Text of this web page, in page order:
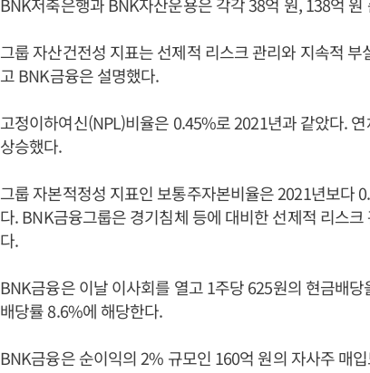
그룹 자산건전성 지표는 선제적 리스크 관리와 지속적
고 BNK금융은 설명했다.
고정이하여신(NPL)비율은 0.45%로 2021년과 같았다.
상승했다.
그룹 자본적정성 지표인 보통주자본비율은 2021년보다
다. BNK금융그룹은 경기침체 등에 대비한 선제적 리스
다.
BNK금융은 이날 이사회를 열고 1주당 625원의 현금배
배당률 8.6%에 해당한다.
BNK금융은 순이익의 2% 규모인 160억 원의 자사주 매